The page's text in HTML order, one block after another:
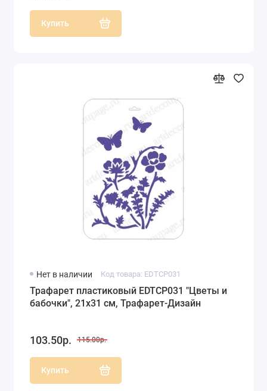
Купить
Нет в наличии Код товара: EDTCP031
Трафарет пластиковый EDTCP031 "Цветы и
бабочки", 21х31 см, Трафарет-Дизайн
103.50р. 115.00р.
Купить